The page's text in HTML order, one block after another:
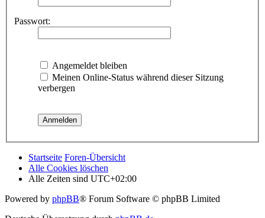
Passwort:
Angemeldet bleiben
Meinen Online-Status während dieser Sitzung
verbergen
Startseite Foren-Übersicht
Alle Cookies löschen
Alle Zeiten sind UTC+02:00
Powered by phpBB® Forum Software © phpBB Limited